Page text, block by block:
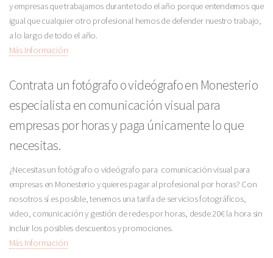
y empresas que trabajamos durante todo el año porque entendemos que
igual que cualquier otro profesional hemos de defender nuestro trabajo,
a lo largo de todo el año.
Más Información
Contrata un fotógrafo o videógrafo en Monesterio
especialista en comunicación visual para
empresas por horas y paga únicamente lo que
necesitas.
¿Necesitas un fotógrafo o videógrafo para comunicación visual para
empresas en Monesterio y quieres pagar al profesional por horas? Con
nosotros sí es posible, tenemos una tarifa de servicios fotográficos,
video, comunicación y gestión de redes por horas, desde 20€ la hora sin
incluir los posibles descuentos y promociones.
Más Información